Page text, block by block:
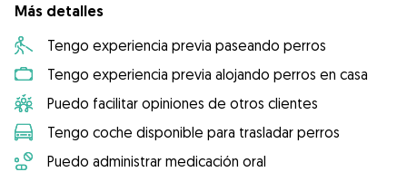
Más detalles
Tengo experiencia previa paseando perros
Tengo experiencia previa alojando perros en casa
Puedo facilitar opiniones de otros clientes
Tengo coche disponible para trasladar perros
Puedo administrar medicación oral